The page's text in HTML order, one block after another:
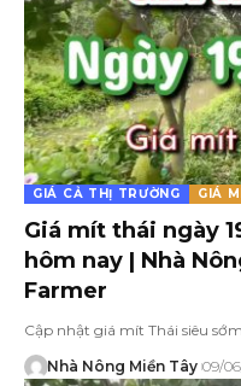
GIÁ CẢ THỊ TRƯỜNG GIÁ
Giá mít thái ngày
hôm nay | Nhà
Farmer
Cập nhật giá mít Thái siêu
Nhà Nông Miền Tây 09/